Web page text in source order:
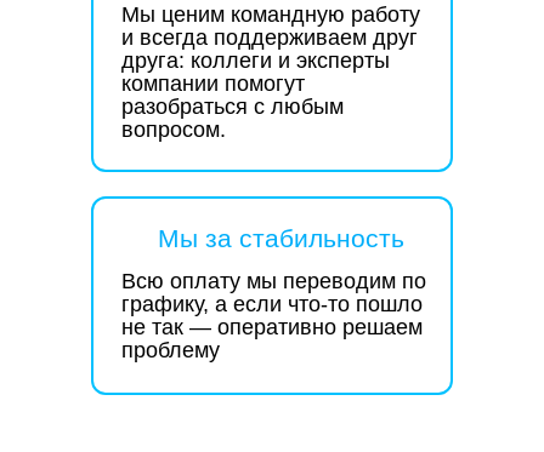
Мы за стабильность
Всю оплату мы переводим по
графику, а если что-то пошло
не так — оперативно решаем
проблему
Мы ценим командную работу
и всегда поддерживаем друг
друга: коллеги и эксперты
компании помогут
разобраться с любым
вопросом.
support.referral@skyeng.ru
telegram-канал
реферальной
Политика конфиденциальности